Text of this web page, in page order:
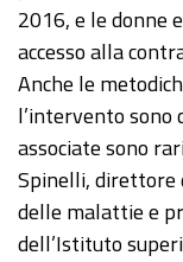
2016, e le donne
accesso alla
Anche le
l’intervento sono
associate sono
Spinelli, direttore
delle malattie e
dell’Istituto